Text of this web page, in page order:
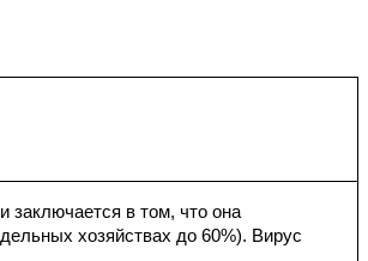
заключается в том, что она
хозяйствах до 60%). Вирус